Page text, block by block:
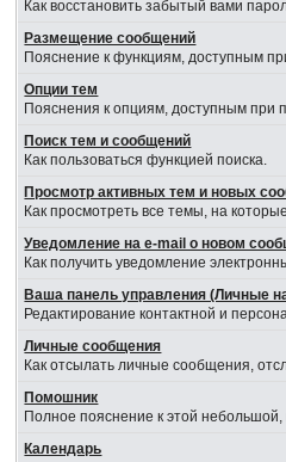
Как восстановить забытый вами
Размещение сообщений
Пояснение к функциям, доступным
Опции тем
Пояснения к опциям, доступным при
Поиск тем и сообщений
Как пользоваться функцией поиска.
Просмотр активных тем и новых
Как просмотреть все темы, на
Уведомление на е-mail о новом
Как получить уведомление
Ваша панель управления (Личные
Редактирование контактной и
Личные сообщения
Как отсылать личные сообщения,
Помошник
Полное пояснение к этой
Календарь